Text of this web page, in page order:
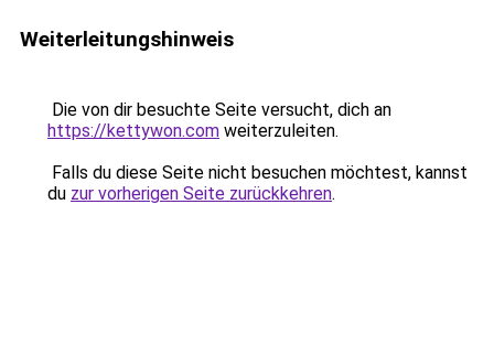
Weiterleitungshinweis
Die von dir besuchte Seite versucht, dich an
https://kettywon.com weiterzuleiten.
Falls du diese Seite nicht besuchen möchtest, kannst
du zur vorherigen Seite zurückkehren.